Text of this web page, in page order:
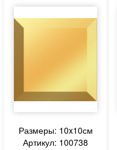
Размеры: 10x10см
Артикул: 100738